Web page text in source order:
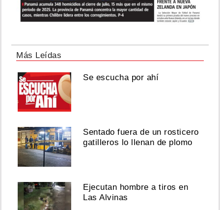
Más Leídas
Se escucha por ahí
Sentado fuera de un rosticero
gatilleros lo llenan de plomo
Ejecutan hombre a tiros en
Las Alvinas